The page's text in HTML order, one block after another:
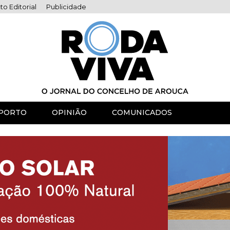
Editorial Publicidade
OPINIÃO COMUNICADOS